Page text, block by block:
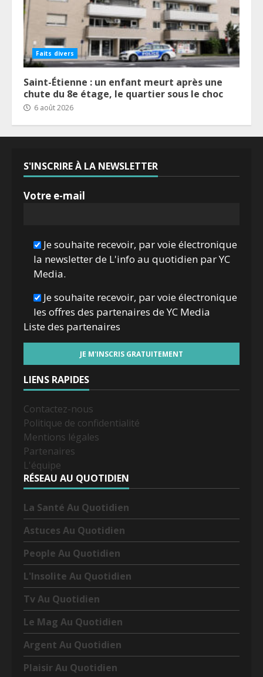
Faits divers
Saint-Étienne : un enfant meurt après une
chute du 8e étage, le quartier sous le choc
6 août 2026
S'INSCRIRE À LA NEWSLETTER
Votre e-mail
Je souhaite recevoir, par voie électronique
la newsletter de L'info au quotidien par YC
Media.
Je souhaite recevoir, par voie électronique
les offres des partenaires de YC Media
Liste des partenaires
LIENS RAPIDES
Contactez-nous
Politique de confidentialité
Mentions légales
Partenaires
L'équipe
RÉSEAU AU QUOTIDIEN
La Santé Au Quotidien
Astuces Au Quotidien
People Au Quotidien
L'Insolite Au Quotidien
Tv Au Quotidien
Le Mag Au Quotidien
Argent Au Quotidien
Plaisir Au Quotidien